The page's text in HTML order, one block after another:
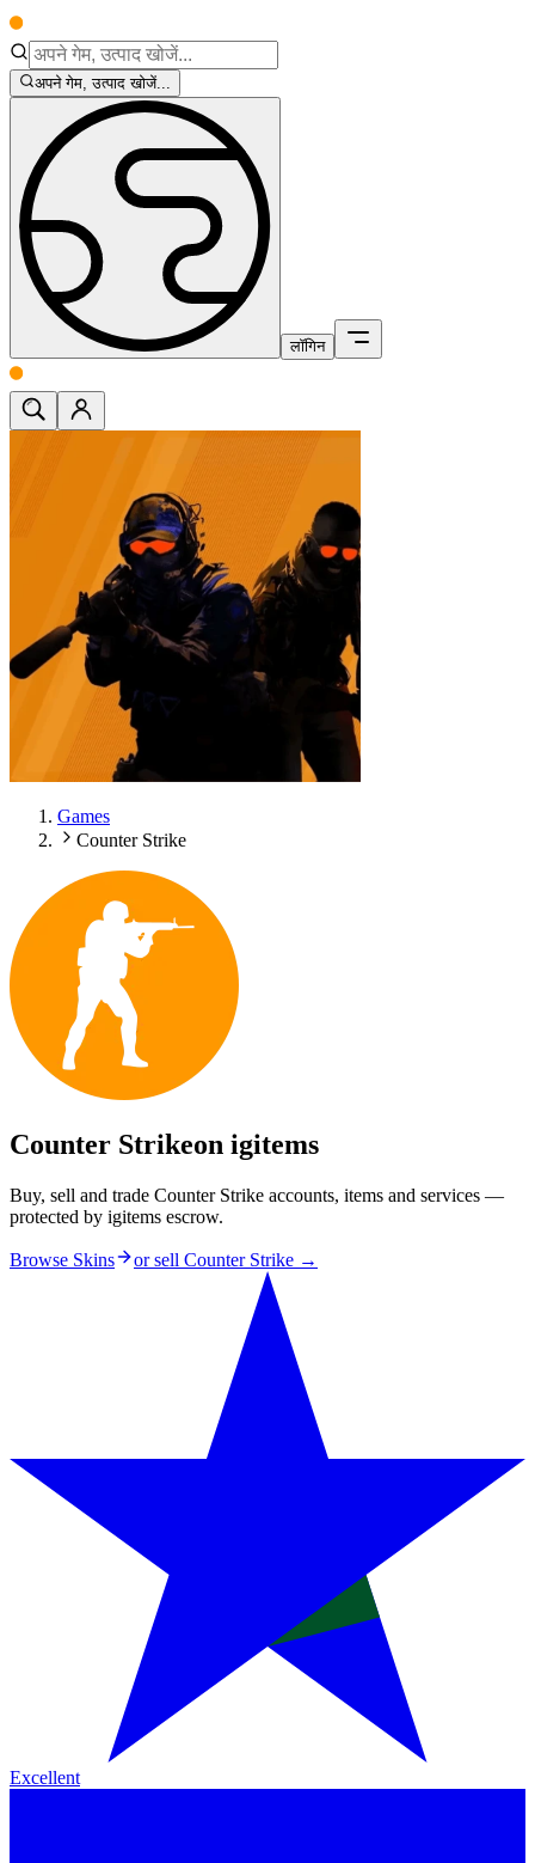
अपने गेम, उत्पाद खोजें...
लॉगिन
Games
Counter Strike
Counter Strikeon igitems
Buy, sell and trade Counter Strike accounts, items and services —
protected by igitems escrow.
Browse Skins or sell Counter Strike →
Excellent